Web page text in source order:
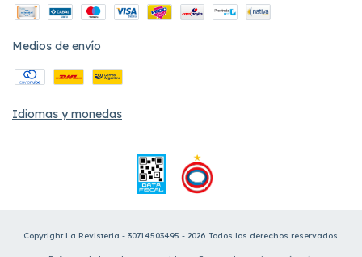
Medios de envío
Idiomas y monedas
Copyright La Revisteria - 30714503495 - 2026. Todos los derechos reservados.